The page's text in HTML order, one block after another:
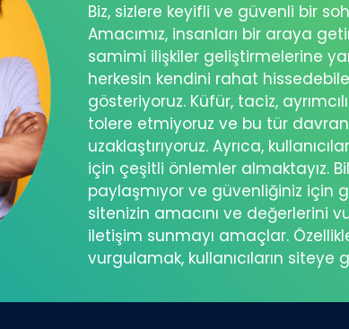
Biz, sizlere keyifli ve güvenli bir
Amacımız, insanları bir araya
samimi ilişkiler geliştirmelerine
herkesin kendini rahat
gösteriyoruz. Küfür, taciz,
tolere etmiyoruz ve bu tür
uzaklaştırıyoruz. Ayrıca,
için çeşitli önlemler almaktayız.
paylaşmıyor ve güvenliğiniz için
sitenizin amacını ve değerlerini
iletişim sunmayı amaçlar.
vurgulamak, kullanıcıların siteye